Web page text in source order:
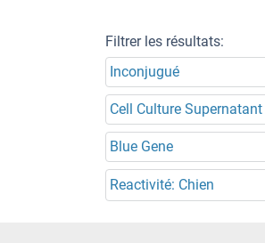
Filtrer les résultats:
Inconjugué
Cell Culture Supernatant
Blue Gene
Reactivité: Chien